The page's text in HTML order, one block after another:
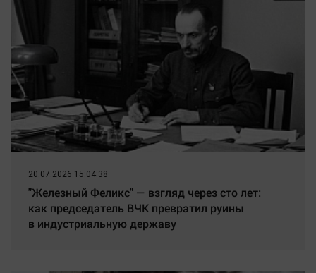
20.07.2026 15:04:38
"Железный Феликс" — взгляд через сто лет:
как председатель ВЧК превратил руины
в индустриальную державу